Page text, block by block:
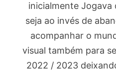
inicialmente Jogava
seja ao invés de
acompanhar o
visual também para
2022 / 2023